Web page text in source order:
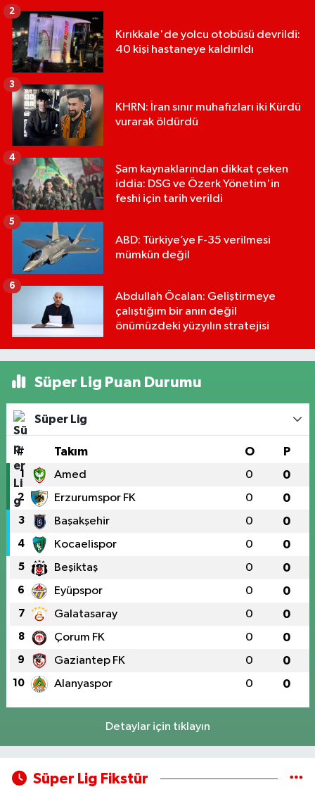
Kırıkkale'de yolcu otobüsü devrildi:
40 kişi hastaneye kaldırıldı
2
KHRN: İran sınır muhafızları iki Kürdü
vurarak öldürdü
3
Şam kaynaklarından dikkat çeken
iddia: DSG ve Özerk Yönetim'in
feshi için tarih verildi
4
ABD: Türkiye’ye F-35 verilmesi
mümkün değil
5
Abdullah Öcalan: Geliştirmeye
çalıştığım bir anın değil
önümüzdeki yüzyılın stratejisi
6
Süper Lig Puan Durumu
Süper Lig
# Takım O P
1 Amed 0 0
2 Erzurumspor FK 0 0
3 Başakşehir 0 0
4 Kocaelispor 0 0
5 Beşiktaş 0 0
6 Eyüpspor 0 0
7 Galatasaray 0 0
8 Çorum FK 0 0
9 Gaziantep FK 0 0
10 Alanyaspor 0 0
Detaylar için tıklayın
Süper Lig Fikstür